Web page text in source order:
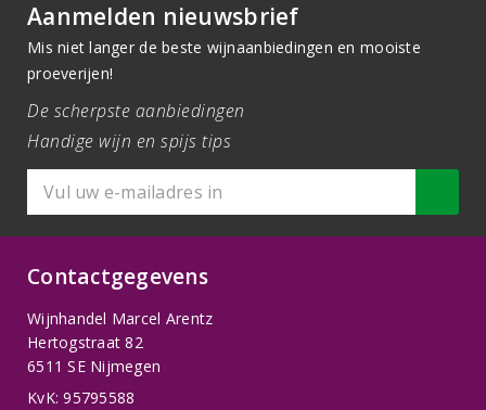
Aanmelden nieuwsbrief
Mis niet langer de beste wijnaanbiedingen en mooiste
proeverijen!
De scherpste aanbiedingen
Handige wijn en spijs tips
Contactgegevens
Wijnhandel Marcel Arentz
Hertogstraat 82
6511 SE Nijmegen
KvK: 95795588